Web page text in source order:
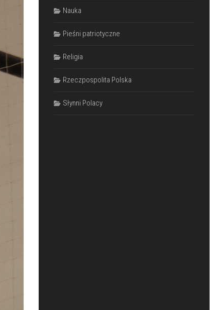
Nauka
Pieśni patriotyczne
Religia
Rzeczpospolita Polska
Słynni Polacy